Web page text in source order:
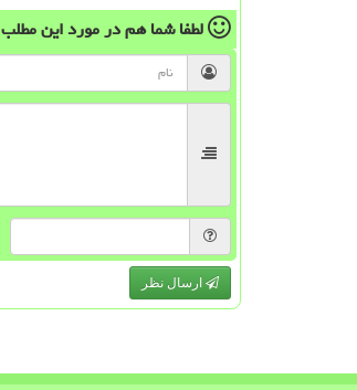
لطفا شما همدر مورد این مطلب
ارسال نظر